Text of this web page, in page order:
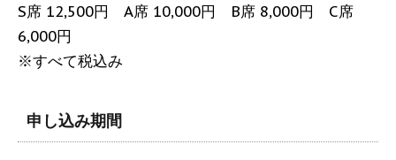
S席 12,500円 A席 10,000円 B席 8,000円 C席
6,000円
※すべて税込み
申し込み期間